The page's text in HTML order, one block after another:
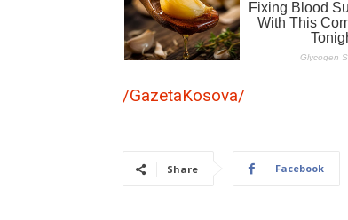
/GazetaKosova/
Share Facebook